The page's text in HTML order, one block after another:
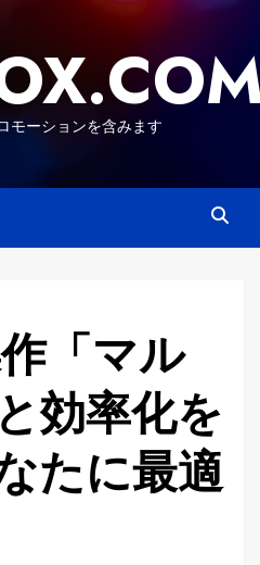
モーションを含みます
「マル
効率化を
たに最適